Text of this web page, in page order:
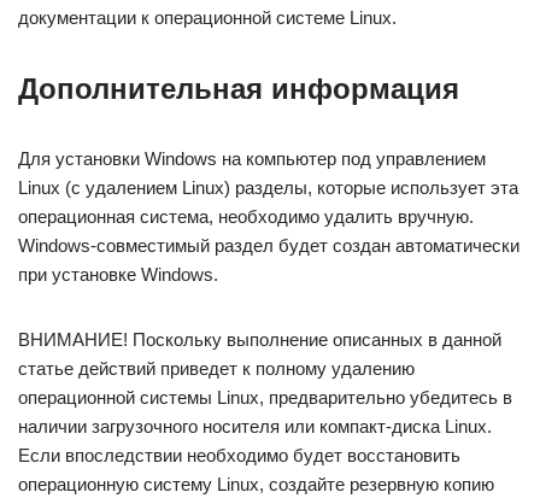
документации к операционной системе Linux.
Дополнительная информация
Для установки Windows на компьютер под управлением
Linux (с удалением Linux) разделы, которые использует эта
операционная система, необходимо удалить вручную.
Windows-совместимый раздел будет создан автоматически
при установке Windows.
ВНИМАНИЕ! Поскольку выполнение описанных в данной
статье действий приведет к полному удалению
операционной системы Linux, предварительно убедитесь в
наличии загрузочного носителя или компакт-диска Linux.
Если впоследствии необходимо будет восстановить
операционную систему Linux, создайте резервную копию